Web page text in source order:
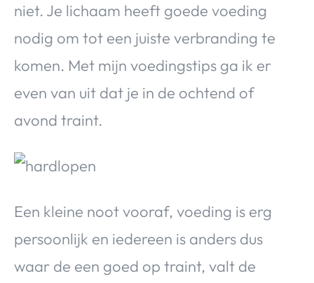
niet. Je lichaam heeft goede voeding
nodig om tot een juiste verbranding te
komen. Met mijn voedingstips ga ik er
even van uit dat je in de ochtend of
avond traint.
Een kleine noot vooraf, voeding is erg
persoonlijk en iedereen is anders dus
waar de een goed op traint, valt de